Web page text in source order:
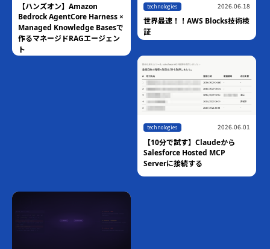
【ハンズオン】Amazon
Bedrock AgentCore Harness ×
Managed Knowledge Basesで
作るマネージドRAGエージェン
ト
technologies 2026.06.18
世界最速！！AWS Blocks技術検
証
technologies 2026.06.01
【10分で試す】Claudeから
Salesforce Hosted MCP
Serverに接続する